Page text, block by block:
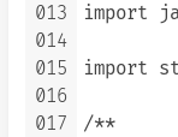
013
014
015
016
017
import
import
/**